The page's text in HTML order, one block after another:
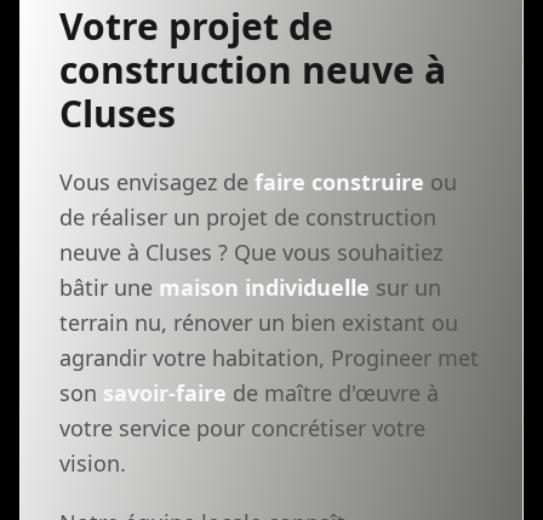
Votre projet de
construction neuve à
Cluses
Vous envisagez de faire construire ou
de réaliser un projet de construction
neuve à Cluses ? Que vous souhaitiez
bâtir une maison individuelle sur un
terrain nu, rénover un bien existant ou
agrandir votre habitation, Progineer met
son savoir-faire de maître d'œuvre à
votre service pour concrétiser votre
vision.